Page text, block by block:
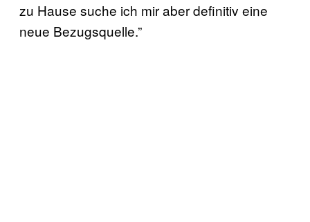
zu Hause suche ich mir aber definitiv eine
neue Bezugsquelle.”